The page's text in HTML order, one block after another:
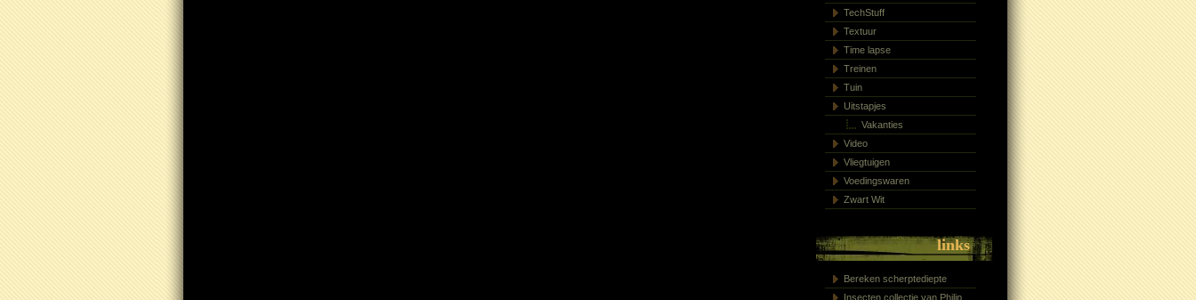
TechStuff
Textuur
Time lapse
Treinen
Tuin
Uitstapjes
Vakanties
Video
Vliegtuigen
Voedingswaren
Zwart Wit
links
Bereken scherptediepte
Insecten collectie van Philip